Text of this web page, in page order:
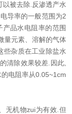
被去除.反渗透产水
导率的一般范围为2
品水电阻率的范围
量元素、溶解的气体
些杂质在工业除盐水
清除效果较差.因此,
电阻率从0.05~1cm
机物zui为有效.但